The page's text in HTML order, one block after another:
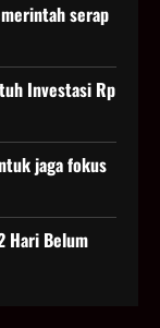
serap
Investasi Rp
jaga fokus
Hari Belum